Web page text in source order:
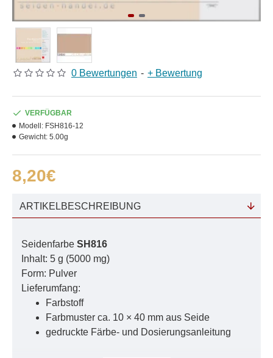
0 Bewertungen - + Bewertung
8,20€
VERFÜGBAR
Modell: FSH816-12
Gewicht: 5.00g
ARTIKELBESCHREIBUNG
Seidenfarbe SH816
Inhalt: 5 g (5000 mg)
Form: Pulver
Lieferumfang:
Farbstoff
Farbmuster ca. 10 × 40 mm aus Seide
gedruckte Färbe- und Dosierungsanleitung